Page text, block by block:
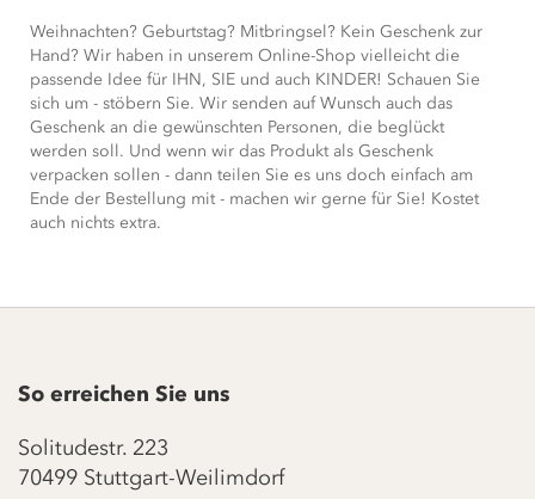
Weihnachten? Geburtstag? Mitbringsel? Kein Geschenk zur
Hand? Wir haben in unserem Online-Shop vielleicht die
passende Idee für IHN, SIE und auch KINDER! Schauen Sie
sich um - stöbern Sie. Wir senden auf Wunsch auch das
Geschenk an die gewünschten Personen, die beglückt
werden soll. Und wenn wir das Produkt als Geschenk
verpacken sollen - dann teilen Sie es uns doch einfach am
Ende der Bestellung mit - machen wir gerne für Sie! Kostet
auch nichts extra.
So erreichen Sie uns
Solitudestr. 223
70499 Stuttgart-Weilimdorf